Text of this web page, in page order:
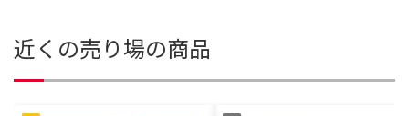
近くの売り場の商品